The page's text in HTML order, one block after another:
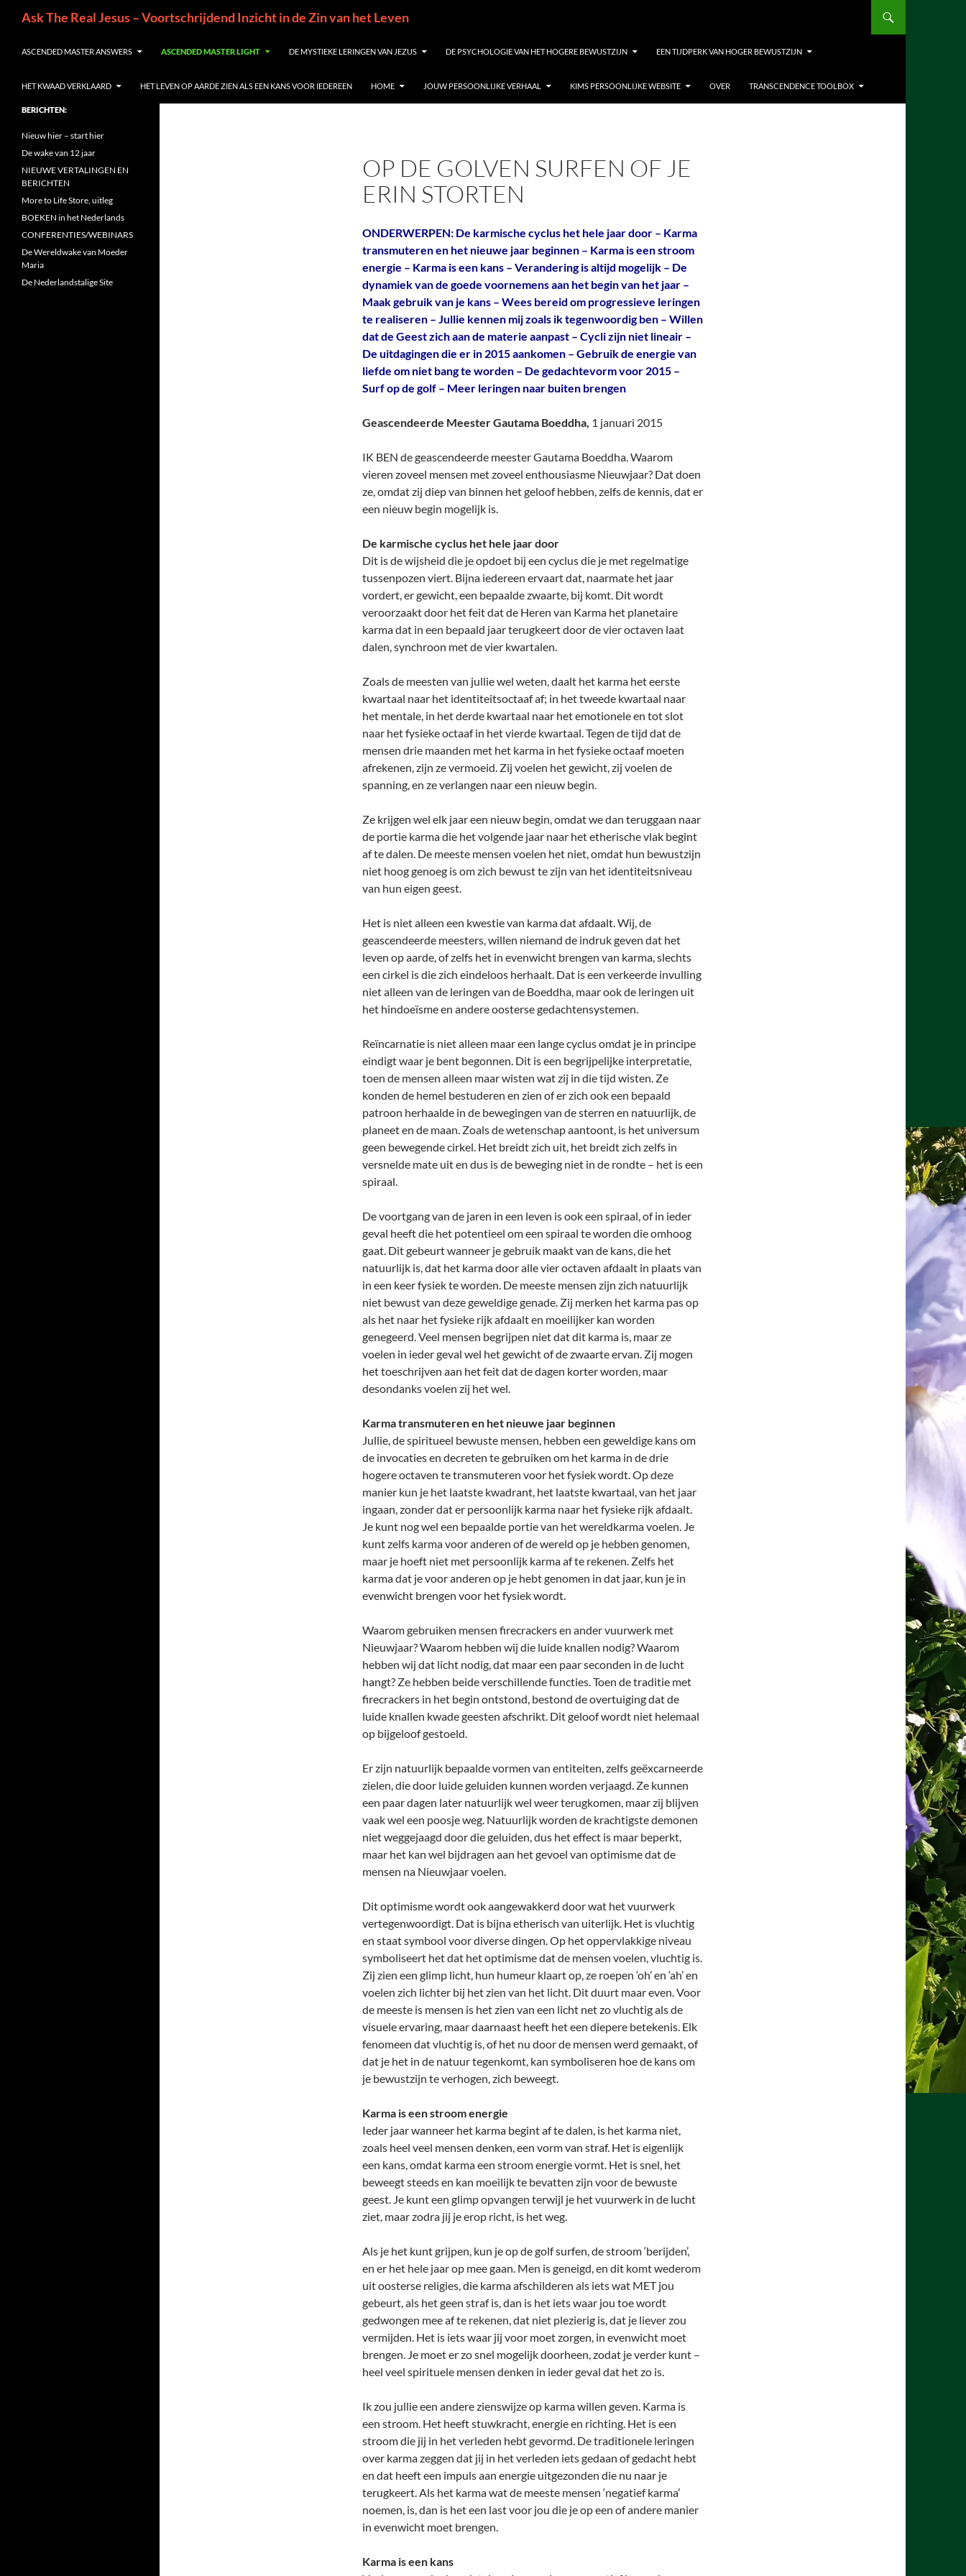
inhoud
Ask The Real Jesus – Voortschrijdend Inzicht in de Zin van het Leven
ASCENDED MASTER ANSWERS ASCENDED MASTER LIGHT DE MYSTIEKE LERINGEN VAN JEZUS DE PSYCHOLOGIE VAN HET HOGERE BEWUSTZIJN EEN TIJDPERK VAN HOGER BEWUSTZIJN
HET KWAAD VERKLAARD HET LEVEN OP AARDE ZIEN ALS EEN KANS VOOR IEDEREEN HOME JOUW PERSOONLIJKE VERHAAL KIMS PERSOONLIJKE WEBSITE OVER TRANSCENDENCE TOOLBOX
OP DE GOLVEN SURFEN OF JE
ERIN STORTEN
ONDERWERPEN: De karmische cyclus het hele jaar door – Karma
transmuteren en het nieuwe jaar beginnen – Karma is een stroom
energie – Karma is een kans – Verandering is altijd mogelijk – De
dynamiek van de goede voornemens aan het begin van het jaar –
Maak gebruik van je kans – Wees bereid om progressieve leringen
te realiseren – Jullie kennen mij zoals ik tegenwoordig ben – Willen
dat de Geest zich aan de materie aanpast – Cycli zijn niet lineair –
De uitdagingen die er in 2015 aankomen – Gebruik de energie van
liefde om niet bang te worden – De gedachtevorm voor 2015 –
Surf op de golf – Meer leringen naar buiten brengen
Geascendeerde Meester Gautama Boeddha, 1 januari 2015
IK BEN de geascendeerde meester Gautama Boeddha. Waarom
vieren zoveel mensen met zoveel enthousiasme Nieuwjaar? Dat doen
ze, omdat zij diep van binnen het geloof hebben, zelfs de kennis, dat er
een nieuw begin mogelijk is.
De karmische cyclus het hele jaar door
Dit is de wijsheid die je opdoet bij een cyclus die je met regelmatige
tussenpozen viert. Bijna iedereen ervaart dat, naarmate het jaar
vordert, er gewicht, een bepaalde zwaarte, bij komt. Dit wordt
veroorzaakt door het feit dat de Heren van Karma het planetaire
karma dat in een bepaald jaar terugkeert door de vier octaven laat
dalen, synchroon met de vier kwartalen.
Zoals de meesten van jullie wel weten, daalt het karma het eerste
kwartaal naar het identiteitsoctaaf af; in het tweede kwartaal naar
het mentale, in het derde kwartaal naar het emotionele en tot slot
naar het fysieke octaaf in het vierde kwartaal. Tegen de tijd dat de
mensen drie maanden met het karma in het fysieke octaaf moeten
afrekenen, zijn ze vermoeid. Zij voelen het gewicht, zij voelen de
spanning, en ze verlangen naar een nieuw begin.
Ze krijgen wel elk jaar een nieuw begin, omdat we dan teruggaan naar
de portie karma die het volgende jaar naar het etherische vlak begint
af te dalen. De meeste mensen voelen het niet, omdat hun bewustzijn
niet hoog genoeg is om zich bewust te zijn van het identiteitsniveau
van hun eigen geest.
Het is niet alleen een kwestie van karma dat afdaalt. Wij, de
geascendeerde meesters, willen niemand de indruk geven dat het
leven op aarde, of zelfs het in evenwicht brengen van karma, slechts
een cirkel is die zich eindeloos herhaalt. Dat is een verkeerde invulling
niet alleen van de leringen van de Boeddha, maar ook de leringen uit
het hindoeïsme en andere oosterse gedachtensystemen.
Reïncarnatie is niet alleen maar een lange cyclus omdat je in principe
eindigt waar je bent begonnen. Dit is een begrijpelijke interpretatie,
toen de mensen alleen maar wisten wat zij in die tijd wisten. Ze
konden de hemel bestuderen en zien of er zich ook een bepaald
patroon herhaalde in de bewegingen van de sterren en natuurlijk, de
planeet en de maan. Zoals de wetenschap aantoont, is het universum
geen bewegende cirkel. Het breidt zich uit, het breidt zich zelfs in
versnelde mate uit en dus is de beweging niet in de rondte – het is een
spiraal.
De voortgang van de jaren in een leven is ook een spiraal, of in ieder
geval heeft die het potentieel om een spiraal te worden die omhoog
gaat. Dit gebeurt wanneer je gebruik maakt van de kans, die het
natuurlijk is, dat het karma door alle vier octaven afdaalt in plaats van
in een keer fysiek te worden. De meeste mensen zijn zich natuurlijk
niet bewust van deze geweldige genade. Zij merken het karma pas op
als het naar het fysieke rijk afdaalt en moeilijker kan worden
genegeerd. Veel mensen begrijpen niet dat dit karma is, maar ze
voelen in ieder geval wel het gewicht of de zwaarte ervan. Zij mogen
het toeschrijven aan het feit dat de dagen korter worden, maar
desondanks voelen zij het wel.
Karma transmuteren en het nieuwe jaar beginnen
Jullie, de spiritueel bewuste mensen, hebben een geweldige kans om
de invocaties en decreten te gebruiken om het karma in de drie
hogere octaven te transmuteren voor het fysiek wordt. Op deze
manier kun je het laatste kwadrant, het laatste kwartaal, van het jaar
ingaan, zonder dat er persoonlijk karma naar het fysieke rijk afdaalt.
Je kunt nog wel een bepaalde portie van het wereldkarma voelen. Je
kunt zelfs karma voor anderen of de wereld op je hebben genomen,
maar je hoeft niet met persoonlijk karma af te rekenen. Zelfs het
karma dat je voor anderen op je hebt genomen in dat jaar, kun je in
evenwicht brengen voor het fysiek wordt.
Waarom gebruiken mensen firecrackers en ander vuurwerk met
Nieuwjaar? Waarom hebben wij die luide knallen nodig? Waarom
hebben wij dat licht nodig, dat maar een paar seconden in de lucht
hangt? Ze hebben beide verschillende functies. Toen de traditie met
firecrackers in het begin ontstond, bestond de overtuiging dat de
luide knallen kwade geesten afschrikt. Dit geloof wordt niet helemaal
op bijgeloof gestoeld.
Er zijn natuurlijk bepaalde vormen van entiteiten, zelfs geëxcarneerde
zielen, die door luide geluiden kunnen worden verjaagd. Ze kunnen
een paar dagen later natuurlijk wel weer terugkomen, maar zij blijven
vaak wel een poosje weg. Natuurlijk worden de krachtigste demonen
niet weggejaagd door die geluiden, dus het effect is maar beperkt,
maar het kan wel bijdragen aan het gevoel van optimisme dat de
mensen na Nieuwjaar voelen.
Dit optimisme wordt ook aangewakkerd door wat het vuurwerk
vertegenwoordigt. Dat is bijna etherisch van uiterlijk. Het is vluchtig
en staat symbool voor diverse dingen. Op het oppervlakkige niveau
symboliseert het dat het optimisme dat de mensen voelen, vluchtig is.
Zij zien een glimp licht, hun humeur klaart op, ze roepen ‘oh’ en ‘ah’ en
voelen zich lichter bij het zien van het licht. Dit duurt maar even. Voor
de meeste is mensen is het zien van een licht net zo vluchtig als de
visuele ervaring, maar daarnaast heeft het een diepere betekenis. Elk
fenomeen dat vluchtig is, of het nu door de mensen werd gemaakt, of
dat je het in de natuur tegenkomt, kan symboliseren hoe de kans om
je bewustzijn te verhogen, zich beweegt.
Karma is een stroom energie
Ieder jaar wanneer het karma begint af te dalen, is het karma niet,
zoals heel veel mensen denken, een vorm van straf. Het is eigenlijk
een kans, omdat karma een stroom energie vormt. Het is snel, het
beweegt steeds en kan moeilijk te bevatten zijn voor de bewuste
geest. Je kunt een glimp opvangen terwijl je het vuurwerk in de lucht
ziet, maar zodra jij je erop richt, is het weg.
Als je het kunt grijpen, kun je op de golf surfen, de stroom ‘berijden’,
en er het hele jaar op mee gaan. Men is geneigd, en dit komt wederom
uit oosterse religies, die karma afschilderen als iets wat MET jou
gebeurt, als het geen straf is, dan is het iets waar jou toe wordt
gedwongen mee af te rekenen, dat niet plezierig is, dat je liever zou
vermijden. Het is iets waar jij voor moet zorgen, in evenwicht moet
brengen. Je moet er zo snel mogelijk doorheen, zodat je verder kunt –
heel veel spirituele mensen denken in ieder geval dat het zo is.
Ik zou jullie een andere zienswijze op karma willen geven. Karma is
een stroom. Het heeft stuwkracht, energie en richting. Het is een
stroom die jij in het verleden hebt gevormd. De traditionele leringen
over karma zeggen dat jij in het verleden iets gedaan of gedacht hebt
en dat heeft een impuls aan energie uitgezonden die nu naar je
terugkeert. Als het karma wat de meeste mensen ‘negatief karma’
noemen, is, dan is het een last voor jou die je op een of andere manier
in evenwicht moet brengen.
Karma is een kans
BERICHTEN:
Nieuw hier – start hier
De wake van 12 jaar
NIEUWE VERTALINGEN EN
BERICHTEN
More to Life Store, uitleg
BOEKEN in het Nederlands
CONFERENTIES/WEBINARS
De Wereldwake van Moeder
Maria
De Nederlandstalige Site